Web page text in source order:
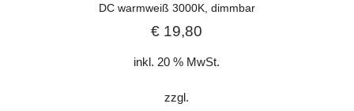
DC warmweiß 3000K, dimmbar
€ 19,80
inkl. 20 % MwSt.
zzgl.